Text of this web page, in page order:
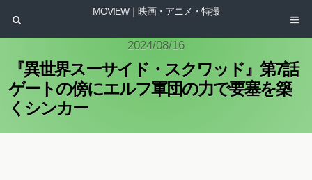
MOVIEW｜映画・アニメ・特撮
2024/08/16
『異世界スーサイド・スクワッド』第7話
ゲートの傍にエルフ軍団の力で要塞を築
くシンカー